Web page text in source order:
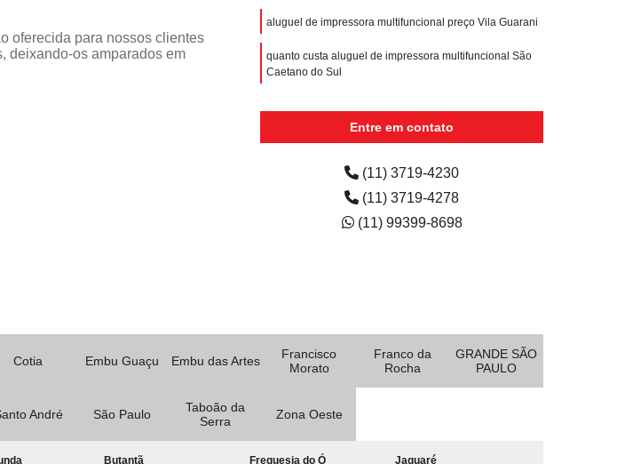
oferecida para nossos clientes
deixando-os amparados em
aluguel de impressora multifuncional preço Vila Guarani
quanto custa aluguel de impressora multifuncional São
Caetano do Sul
Entre em contato
(11) 3719-4230
(11) 3719-4278
(11) 99399-8698
Cotia Embu Guaçu Embu das Artes
Francisco
Morato
Franco da
Rocha
GRANDE SÃO
PAULO
André São Paulo
Taboão da
Serra
Zona Oeste
Butantã Freguesia do Ó Jaguaré